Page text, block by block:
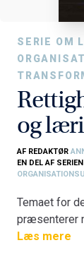
SERIE OM
og
AF REDAKTØR
EN DEL AF SERIEN
Temaet for
præsenterer
Københavns
Læs mere